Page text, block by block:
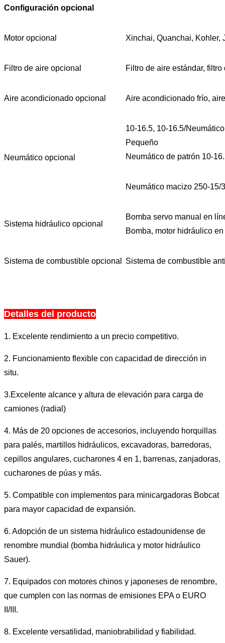
Configuración opcional
Motor opcional Xinchai, Quanchai, Kohler,
Filtro de aire opcional Filtro de aire estándar,
Aire acondicionado opcional Aire acondicionado frío,
Neumático opcional
10-16.5, 10-16.5/
Pequeño
Neumático de patrón 10-
Neumático macizo 250-15/
Sistema hidráulico opcional
Bomba servo manual en
Bomba, motor hidráulico
Sistema de combustible opcional Sistema de combustible
Detalles del producto
1. Excelente rendimiento a un precio competitivo.
2. Funcionamiento flexible con capacidad de dirección in
situ.
3.Excelente alcance y altura de elevación para carga de
camiones (radial)
4. Más de 20 opciones de accesorios, incluyendo horquillas
para palés, martillos hidráulicos, excavadoras, barredoras,
cepillos angulares, cucharones 4 en 1, barrenas, zanjadoras,
cucharones de púas y más.
5. Compatible con implementos para minicargadoras Bobcat
para mayor capacidad de expansión.
6. Adopción de un sistema hidráulico estadounidense de
renombre mundial (bomba hidráulica y motor hidráulico
Sauer).
7. Equipados con motores chinos y japoneses de renombre,
que cumplen con las normas de emisiones EPA o EURO
II/III.
8. Excelente versatilidad, maniobrabilidad y fiabilidad.